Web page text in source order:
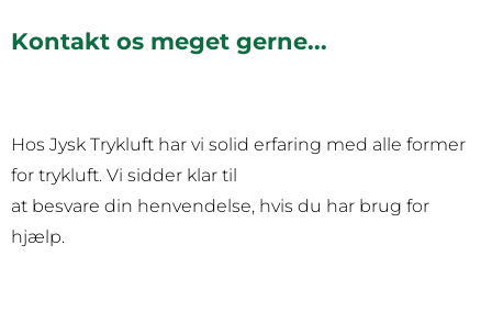
Kontakt os meget gerne...
Hos Jysk Trykluft har vi solid erfaring med alle former
for trykluft. Vi sidder klar til
at besvare din henvendelse, hvis du har brug for
hjælp.